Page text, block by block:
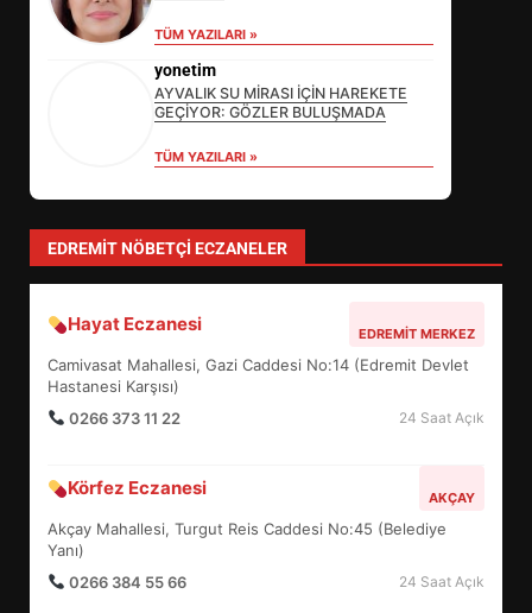
TÜM YAZILARI »
yonetim
AYVALIK SU MİRASI İÇİN HAREKETE
GEÇİYOR: GÖZLER BULUŞMADA
TÜM YAZILARI »
EDREMIT NÖBETÇI ECZANELER
Hayat Eczanesi EDREMIT MERKEZ
Camivasat Mahallesi, Gazi Caddesi No:14 (Edremit Devlet
Hastanesi Karşısı)
0266 373 11 22
24 Saat Açık
Körfez Eczanesi AKÇAY
Akçay Mahallesi, Turgut Reis Caddesi No:45 (Belediye
Yanı)
0266 384 55 66
24 Saat Açık
3
EİB’DE KRİTİK ATAMA:
SÜRDÜRÜLEBİLİRLİKTE NE
4
EDREMİT’İN GURURU TÜRKİYE
FİNALİNDE NE BAŞARDI?
5
BALIKESİR MÜZELERİNDE SÜRE